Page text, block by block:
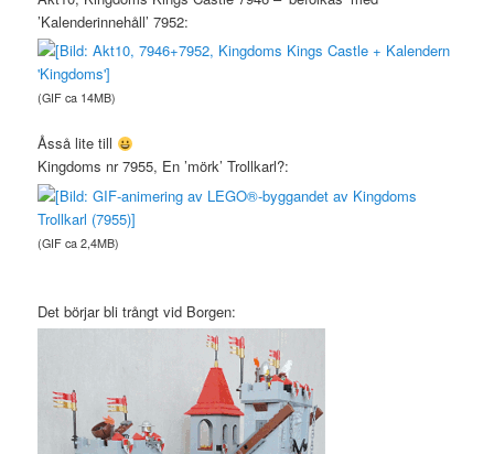
’Kalenderinnehåll’ 7952:
(GIF ca 14MB)
Åsså lite till
Kingdoms nr 7955, En ’mörk’ Trollkarl?:
(GIF ca 2,4MB)
Det börjar bli trångt vid Borgen: